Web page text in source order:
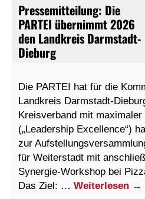
Pressemitteilung: Die
PARTEI übernimmt 2026
den Landkreis Darmstadt-
Dieburg
Die PARTEI hat für die
Landkreis Darmstadt-
Kreisverband mit
(„Leadership Excellence“)
zur
für Weiterstadt mit
Synergie-Workshop bei
Das Ziel: … Weiterlesen →